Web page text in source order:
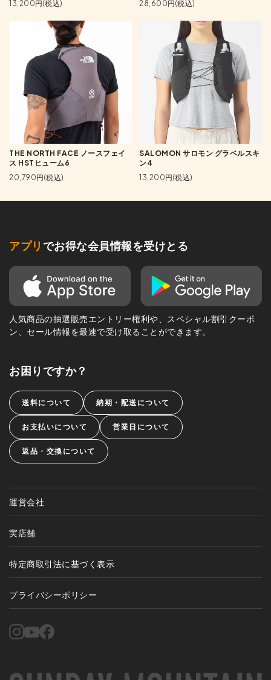
13,200円(税込)
28,600円(税込)
THE NORTH FACE ノースフェイ
ス HSTヒューム6
20,790円(税込)
SALOMON サロモン グラベルスキ
ン4
13,200円(税込)
アプリ でお得な会員情報を受けとる
人気商品の抽選販売エントリー権利や、スペシャル割引クーポ
ン、セール情報を最速で受け取ることができます。
お困りですか？
送料について 納期・配送について
お支払いについて 営業日について
返品・交換について
運営会社
実店舗
特定商取引法に基づく表示
プライバシーポリシー